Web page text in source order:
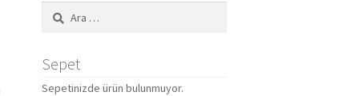
Arama:
Sepet
Sepetinizde ürün bulunmuyor.